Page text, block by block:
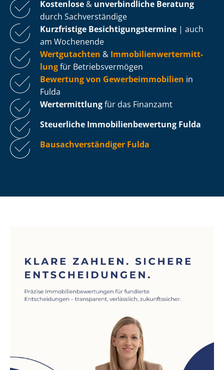
Kostenlose & unverbindliche Beratung
durch Sachverständige
Kurzfristige Be­sich­ti­gungs­ter­mi­ne | auch
am Wochenende
Wertgutachten & Im­mo­bi­li­en­wert­ermitt­
lungfür Be­triebs­ver­mö­gen
Bewertung von Ge­wer­be­im­mo­bi­li­en in
Fulda
Wertermittlungfür das Finanzamt
Steuerliche Im­mo­bi­li­en­be­wer­tung Fulda
Bau­sach­ver­stän­di­ger Fulda